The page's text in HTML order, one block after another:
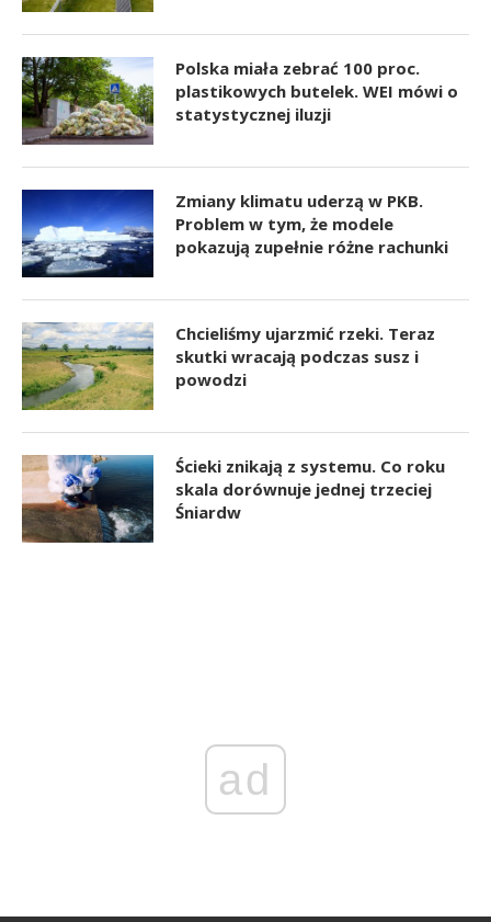
Polska miała zebrać 100 proc.
plastikowych butelek. WEI mówi o
statystycznej iluzji
Zmiany klimatu uderzą w PKB.
Problem w tym, że modele
pokazują zupełnie różne rachunki
Chcieliśmy ujarzmić rzeki. Teraz
skutki wracają podczas susz i
powodzi
Ścieki znikają z systemu. Co roku
skala dorównuje jednej trzeciej
Śniardw
ad